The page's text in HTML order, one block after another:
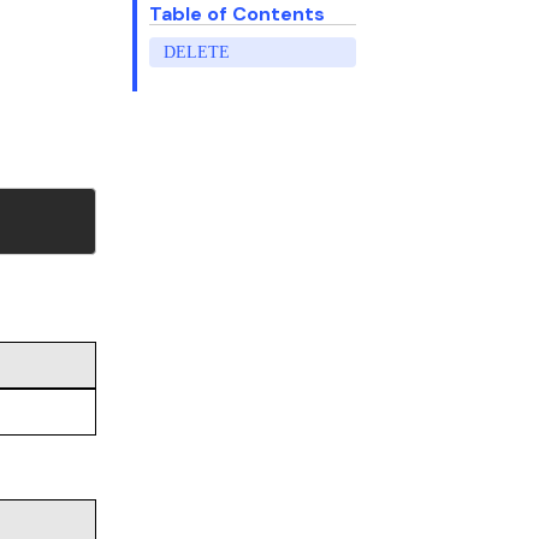
Table of Contents
DELETE